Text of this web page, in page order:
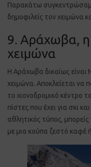
Παρακάτω
δημοφιλείς τον χειμώνα
9. Αράχωβα, η
χειμώνα
Η Αράχωβα δικαίως είναι
χειμώνα. Αποκλείεται να
το χιονοδρομικό κέντρο
πίστες που έχει για σκι
αθλητικός τύπος,
με μια κούπα ζεστό καφέ